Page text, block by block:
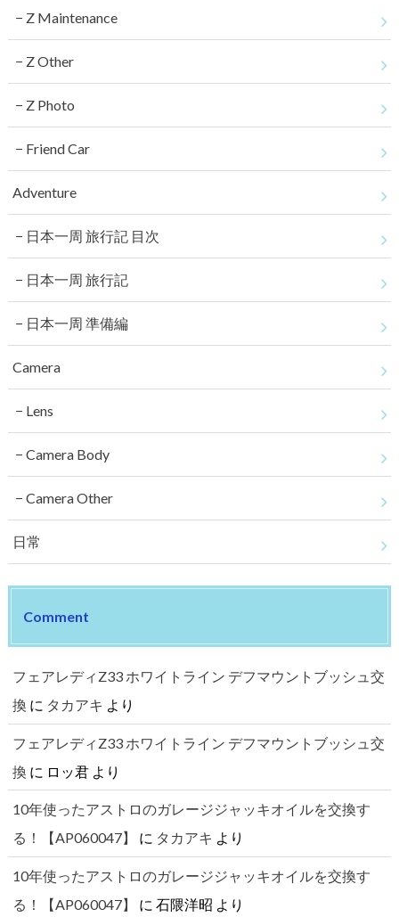
Z Maintenance
Z Other
Z Photo
Friend Car
Adventure
日本一周 旅行記 目次
日本一周 旅行記
日本一周 準備編
Camera
Lens
Camera Body
Camera Other
日常
Comment
フェアレディZ33 ホワイトライン デフマウントブッシュ交
換 に タカアキ より
フェアレディZ33 ホワイトライン デフマウントブッシュ交
換 に ロッ君より
10年使ったアストロのガレージジャッキオイルを交換す
る！【AP060047】
に タカアキ より
10年使ったアストロのガレージジャッキオイルを交換す
る！【AP060047】
に 石隈洋昭 より